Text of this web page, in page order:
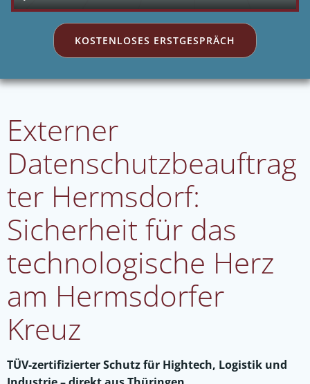
Play Mute Settings
PIP Enter
KOSTENLOSES ERSTGESPRÄCH
Externer
Datenschutzbeauftrag
ter Hermsdorf:
Sicherheit für das
technologische Herz
am Hermsdorfer
Kreuz
TÜV-zertifizierter Schutz für Hightech, Logistik und